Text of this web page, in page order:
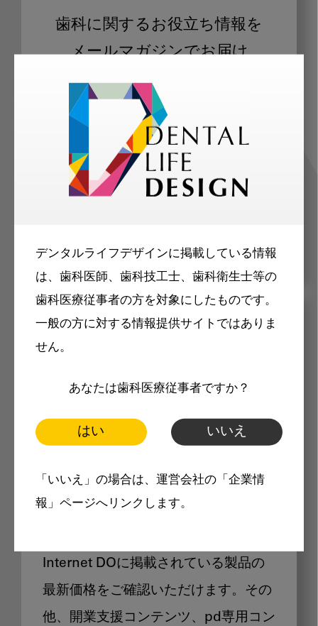
デンタルライフデザインに掲載している情報
は、歯科医師、歯科技工士、歯科衛生士等の
歯科医療従事者の方を対象にしたものです。
一般の方に対する情報提供サイトではありま
せん。
あなたは歯科医療従事者ですか？
はい いいえ
「いいえ」の場合は、運営会社の「企業情
報」ページへリンクします。
歯科に関するお役立ち情報を
メールマガジンでお届け
ご登録いただいた職種（歯科医師、歯
科衛生士、歯科技工士）に合わせた内
容のメールマガジンをお届けします。
メリット
製品価格も閲覧可能
Internet DOに掲載されている製品の
最新価格をご確認いただけます。その
他、開業支援コンテンツ、pd専用コン